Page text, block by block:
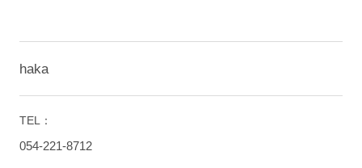
haka
TEL：
054-221-8712